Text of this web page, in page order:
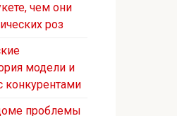
чем они
роз
модели и
конкурентами
проблемы